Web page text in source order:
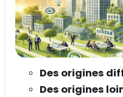
Des origines
Des origines